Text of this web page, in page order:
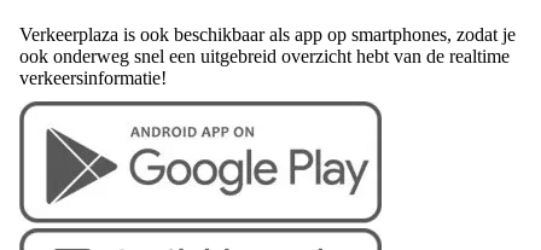
Verkeerplaza is ook beschikbaar als app op smartphones, zodat je
ook onderweg snel een uitgebreid overzicht hebt van de realtime
verkeersinformatie!